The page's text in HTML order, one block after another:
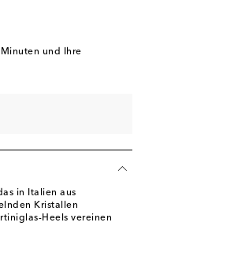
und Ihre
in Italien aus
Kristallen
Heels vereinen